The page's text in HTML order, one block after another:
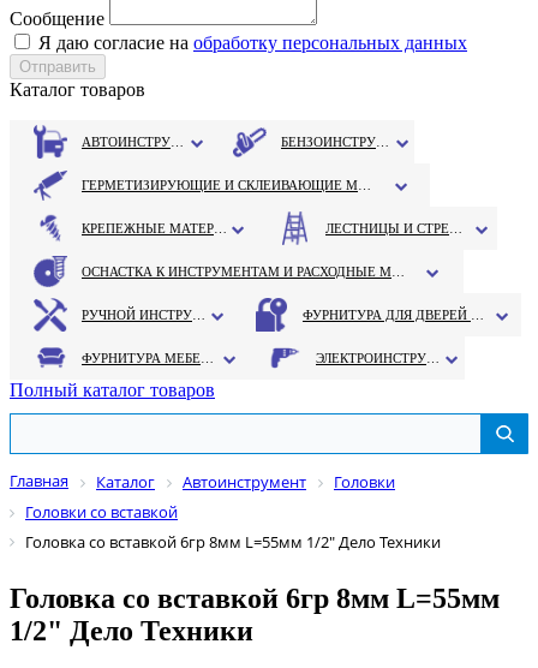
Сообщение
Я даю согласие на обработку персональных данных
Каталог товаров
Полный каталог товаров
Главная Каталог Автоинструмент
Головки
Головки со вставкой
Головка со вставкой 6гр 8мм L=55мм 1/2" Дело Техники
Головка со вставкой 6гр 8мм L=55мм
1/2" Дело Техники